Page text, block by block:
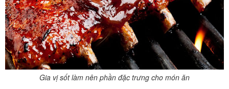
Gia vị sốt làm nên phần đặc trưng cho món ăn